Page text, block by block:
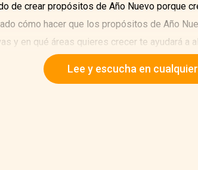
de crear propósitos de Año Nuevo porque
cómo hacer que los propósitos de Año
y en qué áreas quieres crecer te ayudará
investigación.
Lee y escucha en